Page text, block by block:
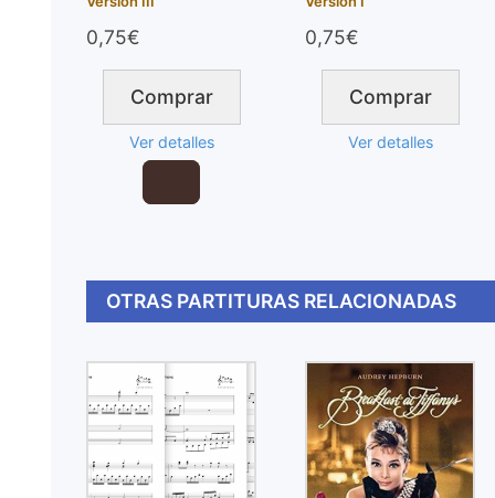
0,75€
Comprar
Ver detalles
Reproductor
audio
0,75€
Comprar
Ver detalles
OTRAS PARTITURAS RELACIONADAS